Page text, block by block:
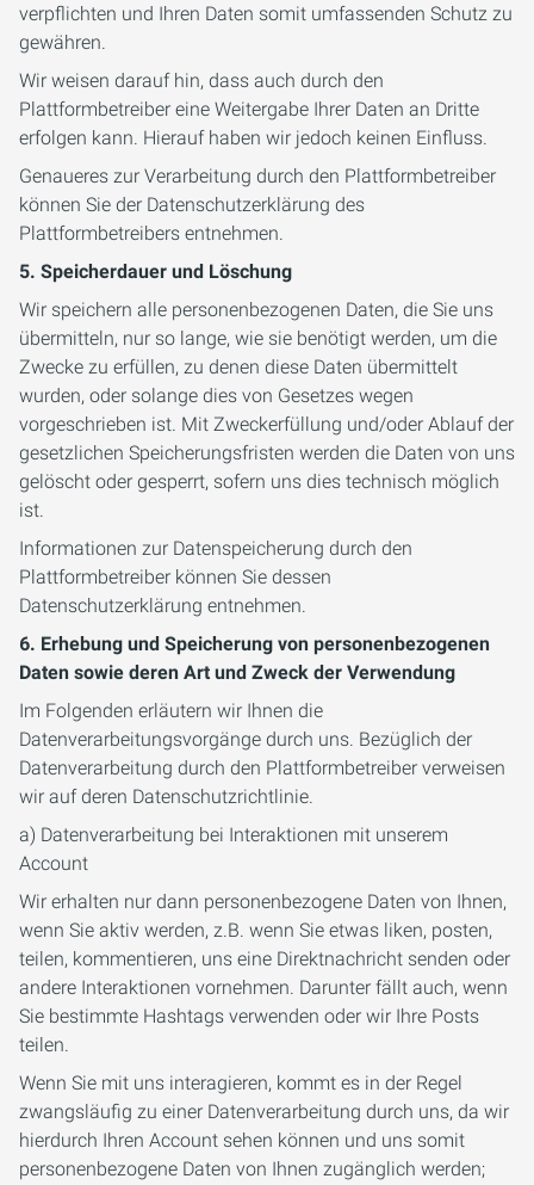
verpflichten und Ihren Daten somit umfassenden Schutz zu
gewähren.
Wir weisen darauf hin, dass auch durch den
Plattformbetreiber eine Weitergabe Ihrer Daten an Dritte
erfolgen kann. Hierauf haben wir jedoch keinen Einfluss.
Genaueres zur Verarbeitung durch den Plattformbetreiber
können Sie der Datenschutzerklärung des
Plattformbetreibers entnehmen.
5. Speicherdauer und Löschung
Wir speichern alle personenbezogenen Daten, die Sie uns
übermitteln, nur so lange, wie sie benötigt werden, um die
Zwecke zu erfüllen, zu denen diese Daten übermittelt
wurden, oder solange dies von Gesetzes wegen
vorgeschrieben ist. Mit Zweckerfüllung und/oder Ablauf der
gesetzlichen Speicherungsfristen werden die Daten von uns
gelöscht oder gesperrt, sofern uns dies technisch möglich
ist.
Informationen zur Datenspeicherung durch den
Plattformbetreiber können Sie dessen
Datenschutzerklärung entnehmen.
6. Erhebung und Speicherung von personenbezogenen
Daten sowie deren Art und Zweck der Verwendung
Im Folgenden erläutern wir Ihnen die
Datenverarbeitungsvorgänge durch uns. Bezüglich der
Datenverarbeitung durch den Plattformbetreiber verweisen
wir auf deren Datenschutzrichtlinie.
a) Datenverarbeitung bei Interaktionen mit unserem
Account
Wir erhalten nur dann personenbezogene Daten von Ihnen,
wenn Sie aktiv werden, z.B. wenn Sie etwas liken, posten,
teilen, kommentieren, uns eine Direktnachricht senden oder
andere Interaktionen vornehmen. Darunter fällt auch, wenn
Sie bestimmte Hashtags verwenden oder wir Ihre Posts
teilen.
Wenn Sie mit uns interagieren, kommt es in der Regel
zwangsläufig zu einer Datenverarbeitung durch uns, da wir
hierdurch Ihren Account sehen können und uns somit
personenbezogene Daten von Ihnen zugänglich werden;